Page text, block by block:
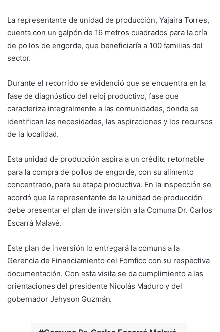
La representante de unidad de producción, Yajaira Torres,
cuenta con un galpón de 16 metros cuadrados para la cría
de pollos de engorde, que beneficiaría a 100 familias del
sector.
Durante el recorrido se evidenció que se encuentra en la
fase de diagnóstico del reloj productivo, fase que
caracteriza integralmente a las comunidades, donde se
identifican las necesidades, las aspiraciones y los recursos
de la localidad.
Esta unidad de producción aspira a un crédito retornable
para la compra de pollos de engorde, con su alimento
concentrado, para su etapa productiva. En la inspección se
acordó que la representante de la unidad de producción
debe presentar el plan de inversión a la Comuna Dr. Carlos
Escarrá Malavé.
Este plan de inversión lo entregará la comuna a la
Gerencia de Financiamiento del Fomficc con su respectiva
documentación. Con esta visita se da cumplimiento a las
orientaciones del presidente Nicolás Maduro y del
gobernador Jehyson Guzmán.